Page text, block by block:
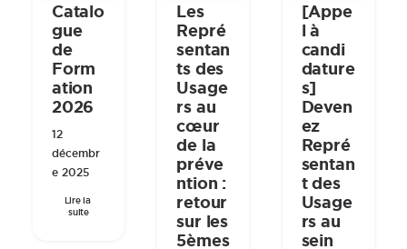
Catalo
gue
de
Form
ation
2026
12
décembr
e 2025
Lire la
suite
Les
Repré
sentan
ts des
Usage
rs au
cœur
de la
préve
ntion :
retour
sur les
5èmes
[Appe
l à
candi
dature
s]
Deven
ez
Repré
sentan
t des
Usage
rs au
sein